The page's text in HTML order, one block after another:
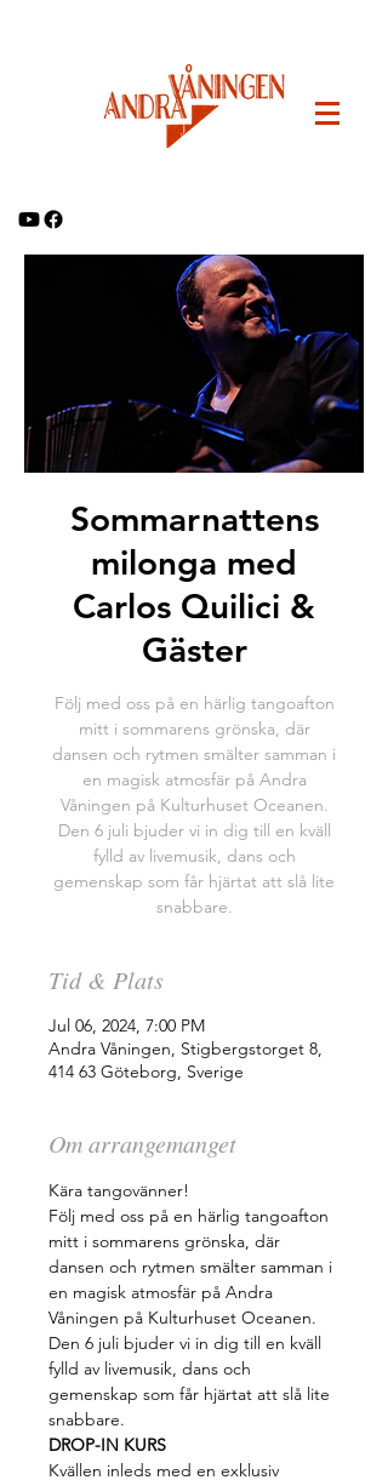
Sommarnattens
milonga med
Carlos Quilici &
Gäster
Följ med oss på en härlig tangoafton
mitt i sommarens grönska, där
dansen och rytmen smälter samman i
en magisk atmosfär på Andra
Våningen på Kulturhuset Oceanen.
Den 6 juli bjuder vi in dig till en kväll
fylld av livemusik, dans och
gemenskap som får hjärtat att slå lite
snabbare.
Tid & Plats
Jul 06, 2024, 7:00 PM
Andra Våningen, Stigbergstorget 8,
414 63 Göteborg, Sverige
Om arrangemanget
Kära tangovänner!
Följ med oss på en härlig tangoafton
mitt i sommarens grönska, där
dansen och rytmen smälter samman i
en magisk atmosfär på Andra
Våningen på Kulturhuset Oceanen.
Den 6 juli bjuder vi in dig till en kväll
fylld av livemusik, dans och
gemenskap som får hjärtat att slå lite
snabbare.
DROP-IN KURS
Kvällen inleds med en exklusiv